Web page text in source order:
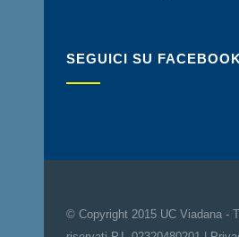
SEGUICI SU FACEBOOK
© Copyright 2015 UC Viadana -